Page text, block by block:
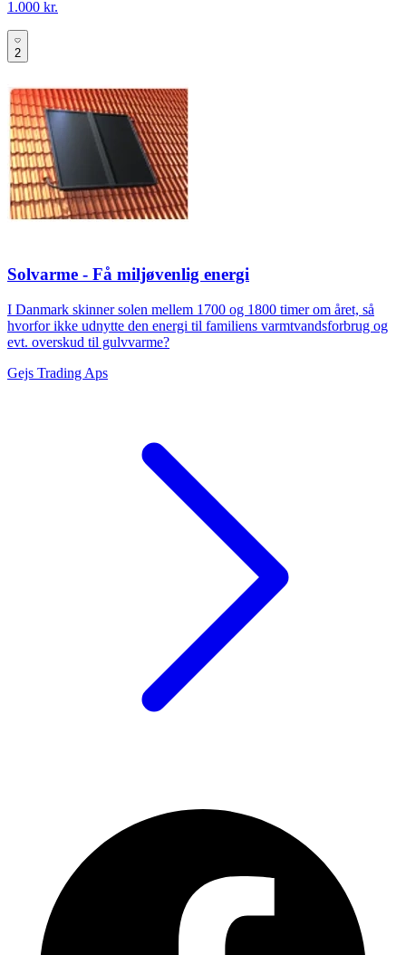
1.000 kr.
2
Solvarme - Få miljøvenlig energi
I Danmark skinner solen mellem 1700 og 1800 timer om året, så
hvorfor ikke udnytte den energi til familiens varmtvandsforbrug og
evt. overskud til gulvvarme?
Gejs Trading Aps